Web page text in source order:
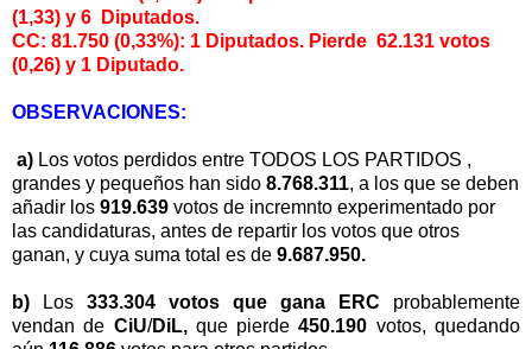
(1,33) y 6 Diputados.
CC: 81.750 (0,33%): 1 Diputados. Pierde 62.131 votos
(0,26) y 1 Diputado.
OBSERVACIONES:
a) Los votos perdidos entre TODOS LOS PARTIDOS ,
grandes y pequeños han sido 8.768.311, a los que se deben
añadir los 919.639 votos de incremnto experimentado por
las candidaturas, antes de repartir los votos que otros
ganan, y cuya suma total es de 9.687.950.
b) Los 333.304 votos que gana ERC probablemente
vendan de CiU/DiL,que pierde450.190 votos, quedando